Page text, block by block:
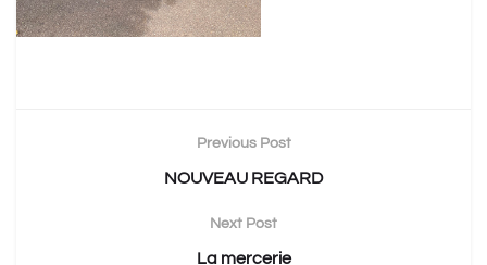
Previous Post
NOUVEAU REGARD
Next Post
La mercerie